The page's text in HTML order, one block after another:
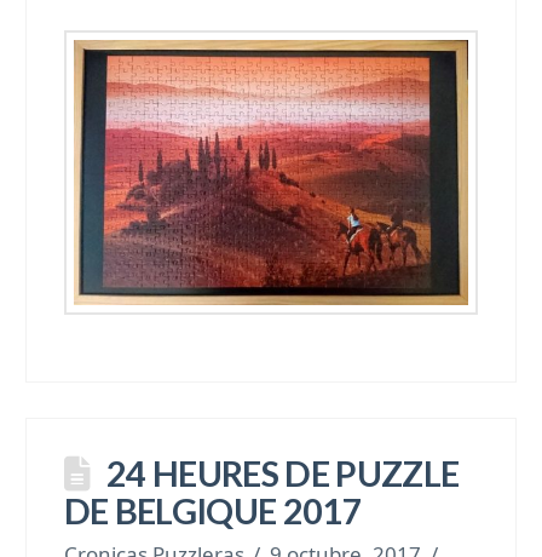
24 HEURES DE PUZZLE
DE BELGIQUE 2017